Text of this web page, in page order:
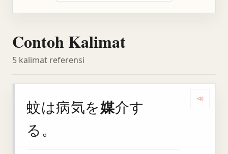
Contoh Kalimat
5 kalimat referensi
蚊は病気を媒介す
る。